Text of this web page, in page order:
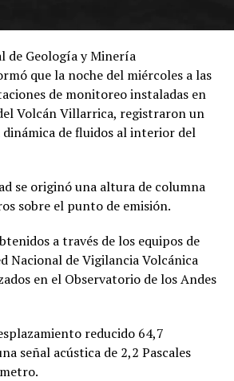
de Geología y Minería
que la noche del miércoles a las
de monitoreo instaladas en
Volcán Villarrica, registraron un
dinámica de fluidos al interior del
se originó una altura de columna
sobre el punto de emisión.
a través de los equipos de
Nacional de Vigilancia Volcánica
en el Observatorio de los Andes
reducido 64,7
señal acústica de 2,2 Pascales